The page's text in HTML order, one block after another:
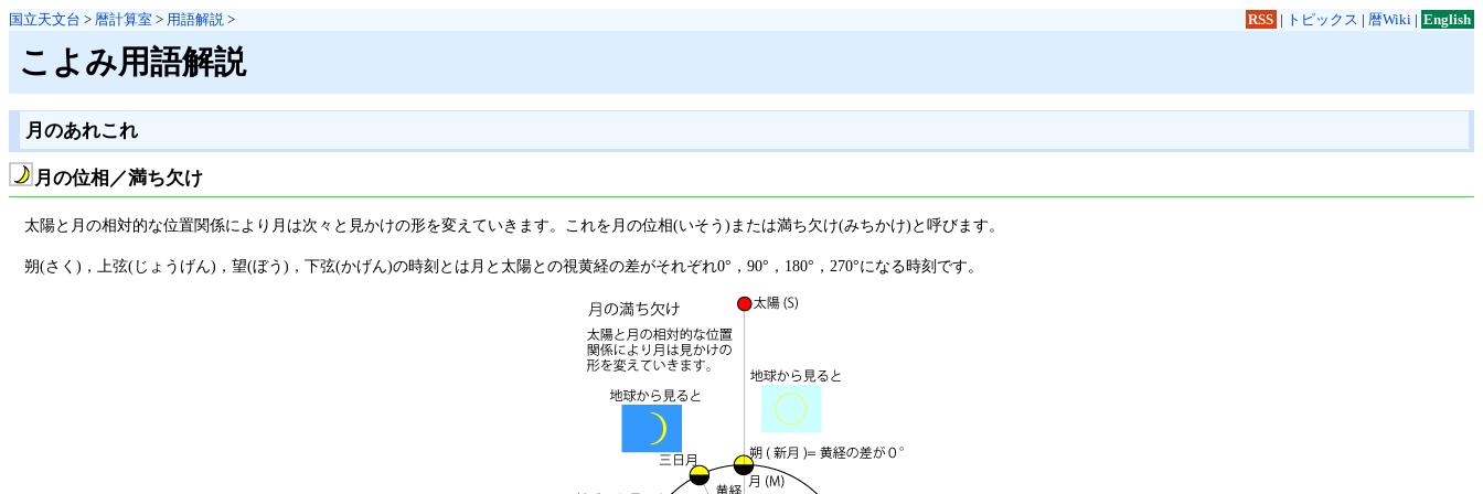
国立天文台 > 暦計算室 > 用語解説 > RSS | トピックス | 暦Wiki| English
こよみ用語解説
月のあれこれ
月の位相／満ち欠け
太陽と月の相対的な位置関係により月は次々と見かけの形を変えていきます。これを月の位相(いそう)または満ち欠け(みちかけ)と呼びます。
朔(さく)，上弦(じょうげん)，望(ぼう)，下弦(かげん)の時刻とは月と太陽との視黄経の差がそれぞれ0°，90°，180°，270°になる時刻です。